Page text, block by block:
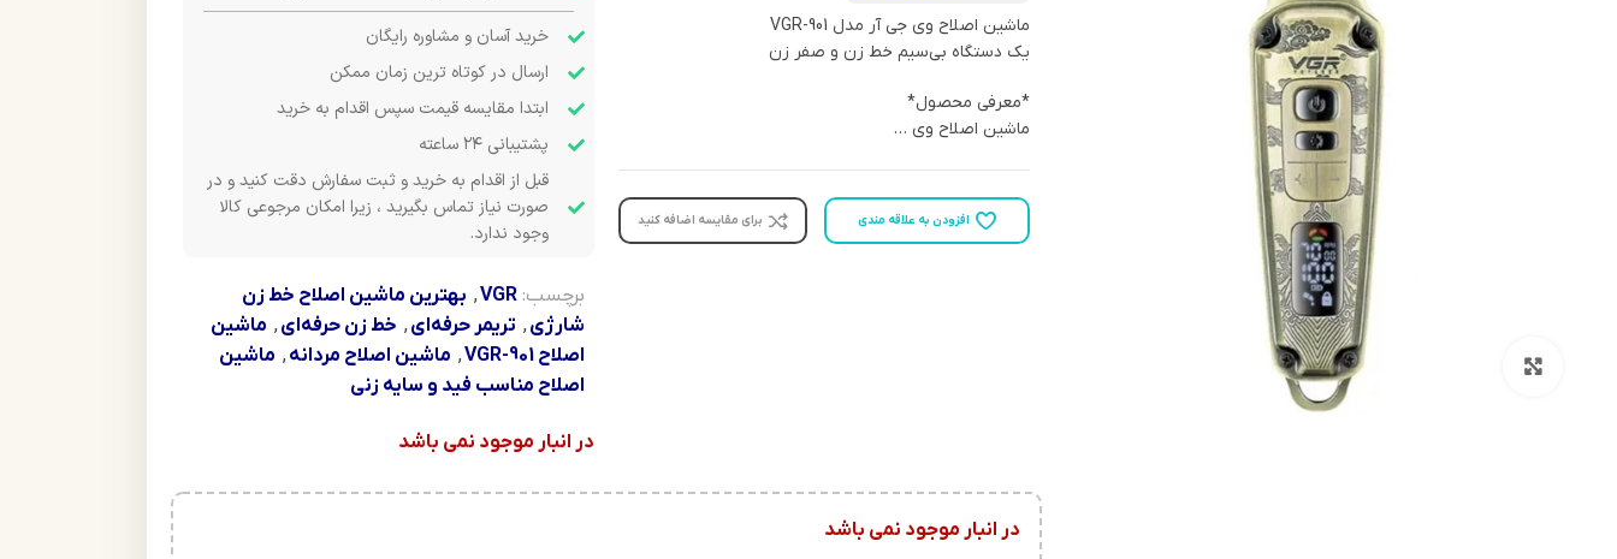
ماشین اصلاح وی جی آر مدل VGR-901
یک دستگاه بی‌سیم خط‌ زن و صفر زن
*معرفی محصول*
ماشین اصلاح وی …
افزودن به علاقه مندی برای مقایسه اضافه کنید
خرید آسان و مشاوره رایگان
ارسال در کوتاه ترین زمان ممکن
ابتدا مقایسه قیمت سپس اقدام به خرید
پشتیبانی ۲۴ ساعته
قبل از اقدام به خرید و ثبت سفارش دقت کنید و در
صورت نیاز تماس بگیرید ، زیرا امکان مرجوعی کالا
وجود ندارد.
برچسب: VGR
, بهترین ماشین اصلاح خط زن
شارژی, تریمر حرفه‌ای, خط زن حرفه‌ای, ماشین
اصلاح VGR-901
, ماشین اصلاح مردانه, ماشین
اصلاح مناسب فید و سایه زنی
در انبار موجود نمی باشد
در انبار موجود نمی باشد